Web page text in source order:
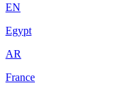
EN
Egypt
AR
France